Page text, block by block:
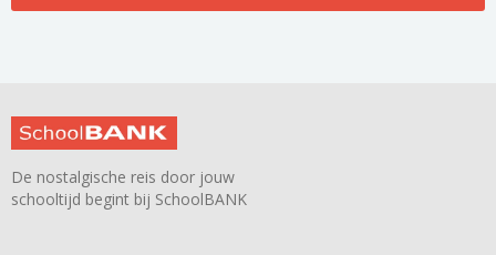
De nostalgische reis door jouw
schooltijd begint bij SchoolBANK